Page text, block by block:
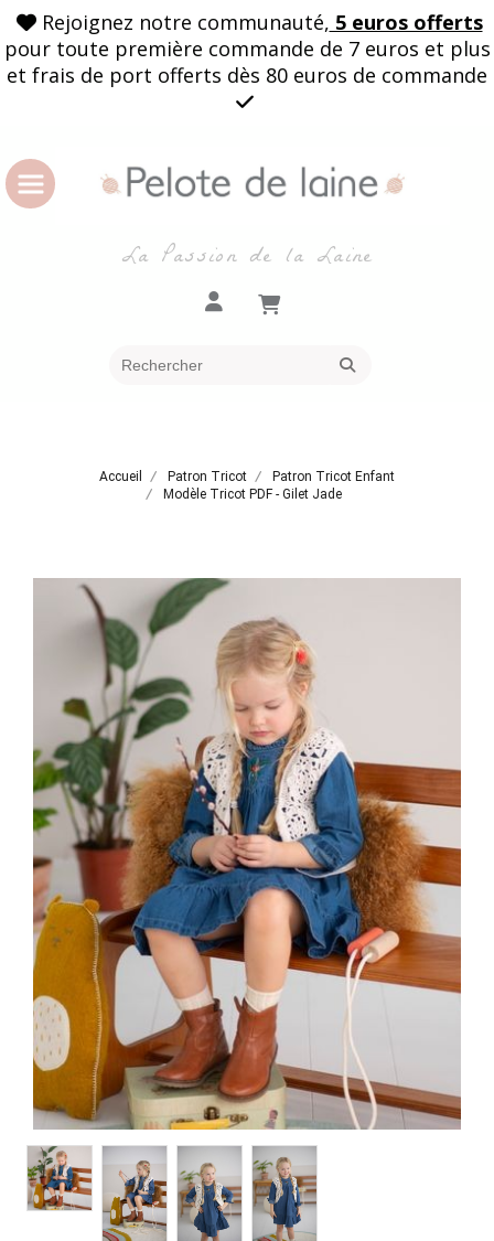
 Rejoignez notre communauté, 5 euros offerts
pour toute première commande de 7 euros et plus
et frais de port offerts dès 80 euros de commande

La Passion de la Laine
Accueil Patron Tricot
Patron Tricot Enfant
Modèle Tricot PDF - Gilet Jade